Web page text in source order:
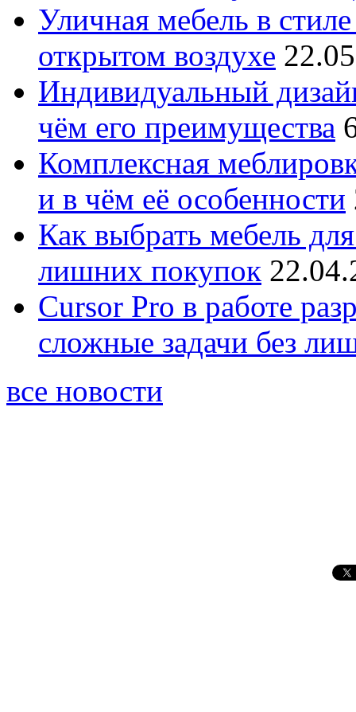
Уличная мебель в
открытом воздухе
Индивидуальный
чём его преимущества
Комплексная
и в чём её особенности
Как выбрать мебель
лишних покупок
Cursor Pro в работе
сложные задачи без
все новости